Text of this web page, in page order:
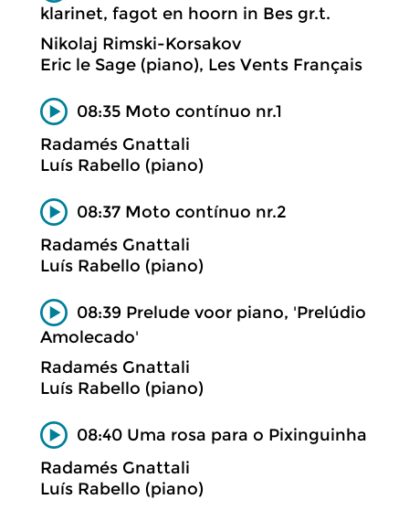
klarinet, fagot en hoorn in Bes gr.t.
Nikolaj Rimski-Korsakov
Eric le Sage (piano), Les Vents Français
08:35 Moto contínuo nr.1
Radamés Gnattali
Luís Rabello (piano)
08:37 Moto contínuo nr.2
Radamés Gnattali
Luís Rabello (piano)
08:39 Prelude voor piano, 'Prelúdio
Amolecado'
Radamés Gnattali
Luís Rabello (piano)
08:40 Uma rosa para o Pixinguinha
Radamés Gnattali
Luís Rabello (piano)